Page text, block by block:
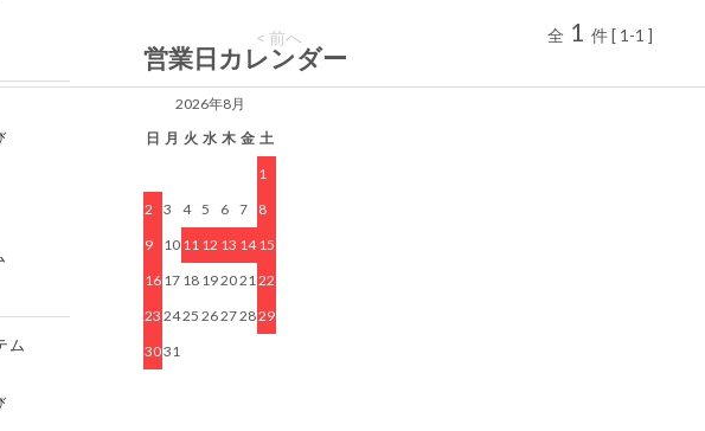
ム
< 前へ 全 1 件 [ 1-1 ]
営業日カレンダー
2026年8月
日 月 火 水 木 金 土
1
2
3 4 5 6 7
8
9
10 11 12 13 1415
16 17 18 192021 22
23 2425 26272829
3031